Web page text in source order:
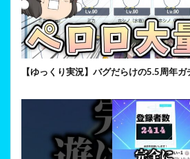
【ゆっくり実況】バグだらけの5.5周年ガ